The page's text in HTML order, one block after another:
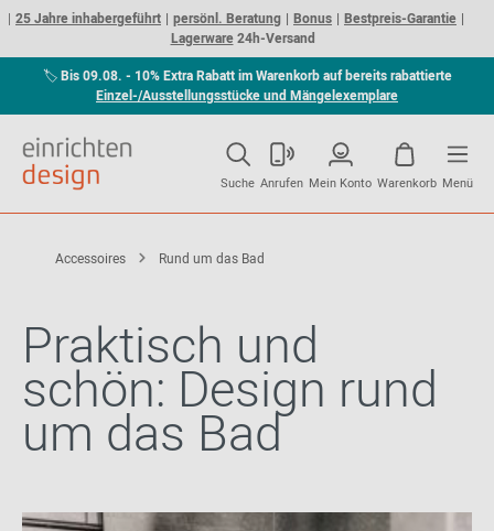
25 Jahre inhabergeführt persönl. Beratung Bonus
Bestpreis-Garantie
Lagerware24h-Versand
🏷Bis 09.08. - 10% Extra Rabatt im Warenkorb auf bereits rabattierte
Einzel-/Ausstellungsstücke und Mängelexemplare
Suche Anrufen Mein Konto Warenkorb Menü
Accessoires Rund um das Bad
Praktisch und
schön: Design rund
um das Bad